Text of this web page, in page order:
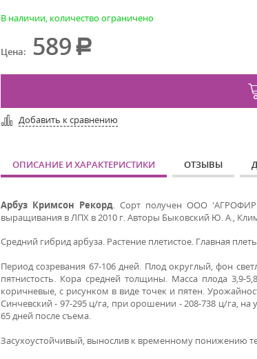
В наличии, количество ограничено
Цена: 589
Добавить к сравнению
ОПИСАНИЕ И ХАРАКТЕРИСТИКИ ОТЗЫВЫ
Арбуз Кримсон Рекорд. Сорт получен ООО
выращивания в ЛПХ в 2010 г. Авторы Быковский Ю. А.,
Средний гибрид арбуза. Растение плетистое. Главная
Период созревания 67-106 дней. Плод округлый, фон
пятнистость. Кора средней толщины. Масса плода 3,9-
коричневые, с рисунком в виде точек и пятен.
Синчевский - 97-295 ц/га, при орошении - 208-738 ц/га, на
65 дней после съема.
Засухоустойчивый, вынослив к временному понижению